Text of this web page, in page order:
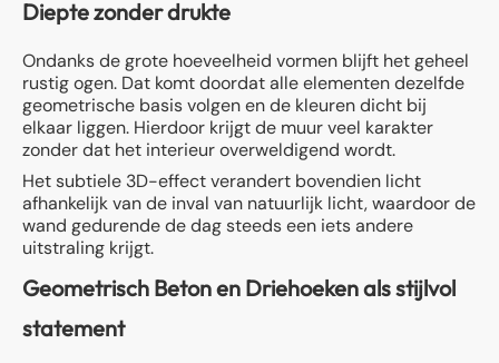
Diepte zonder drukte
Ondanks de grote hoeveelheid vormen blijft het geheel
rustig ogen. Dat komt doordat alle elementen dezelfde
geometrische basis volgen en de kleuren dicht bij
elkaar liggen. Hierdoor krijgt de muur veel karakter
zonder dat het interieur overweldigend wordt.
Het subtiele 3D-effect verandert bovendien licht
afhankelijk van de inval van natuurlijk licht, waardoor de
wand gedurende de dag steeds een iets andere
uitstraling krijgt.
Geometrisch Beton en Driehoeken als stijlvol
statement